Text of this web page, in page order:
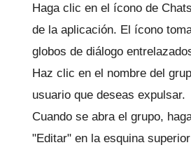
Haga clic en el ícono de
de la aplicación. El ícono
globos de diálogo
Haz clic en el nombre del
usuario que deseas expulsar.
Cuando se abra el grupo,
"Editar" en la esquina